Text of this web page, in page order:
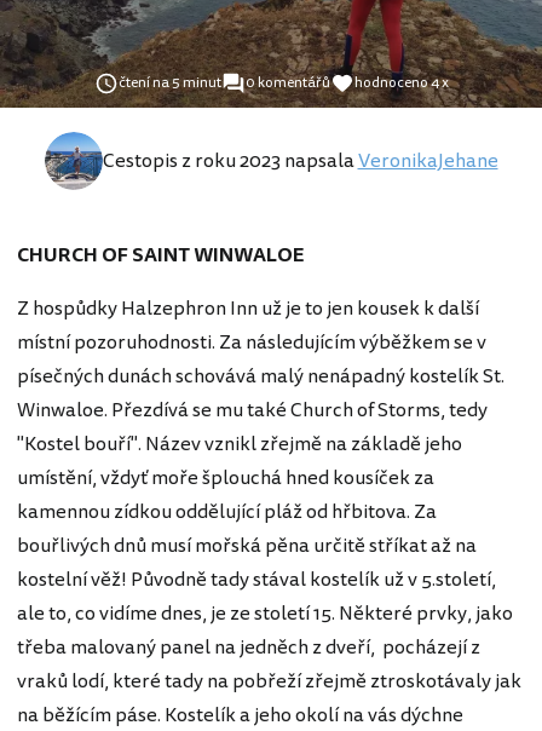
čtení na 5 minut 0 komentářů hodnoceno 4 x
Cestopis z roku 2023 napsalaVeronikaJehane
CHURCH OF SAINT WINWALOE
Z hospůdky Halzephron Inn už je to jen kousek k další
místní pozoruhodnosti. Za následujícím výběžkem se v
písečných dunách schovává malý nenápadný kostelík St.
Winwaloe. Přezdívá se mu také Church of Storms, tedy
"Kostel bouří". Název vznikl zřejmě na základě jeho
umístění, vždyť moře šplouchá hned kousíček za
kamennou zídkou oddělující pláž od hřbitova. Za
bouřlivých dnů musí mořská pěna určitě stříkat až na
kostelní věž! Původně tady stával kostelík už v 5.století,
ale to, co vidíme dnes, je ze století 15. Některé prvky, jako
třeba malovaný panel na jedněch z dveří, pocházejí z
vraků lodí, které tady na pobřeží zřejmě ztroskotávaly jak
na běžícím páse. Kostelík a jeho okolí na vás dýchne